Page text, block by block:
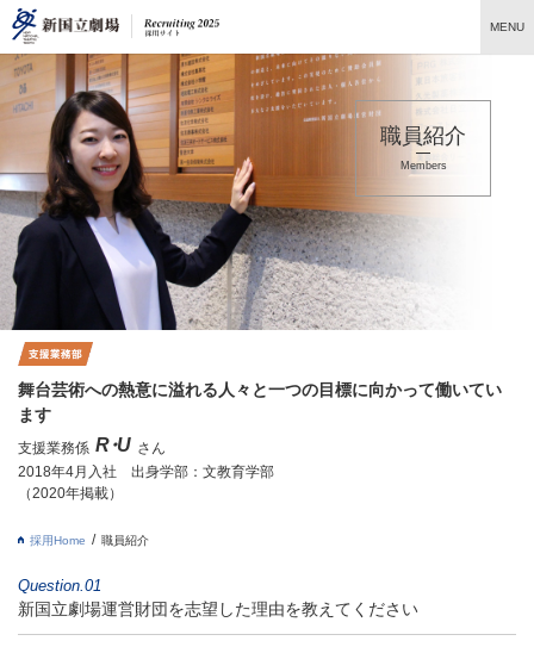
ー
ジ
の
頭
な
り
ま
す。
ー
ジ
内
移
す
る
た
め
の
リ
ク
で
す。
す。
こ
か
ら
ッ
情
報
に
な
り
ま
す。
MENU
こ
か
ら
文
な
り
ま
す。
職員紹介
Members
舞台芸術への熱意に溢れる人々と一つの目標に向かって働いてい
ます
支援業務係 R・U
さん
2018年4月入社
出身学部：文教育学部
（2020年掲載）
ー
ジ
の
在
に
な
り
ま
す。
採用Home 職員紹介
Question.01
新国立劇場運営財団を志望した理由を教えてください
こ
か
ら
ッ
情
報
に
な
り
ま
す。
ー
ジ
の
わ
に
な
り
ま
す。
の
ペ
ー
の
部
へ
戻
り
ま
す。